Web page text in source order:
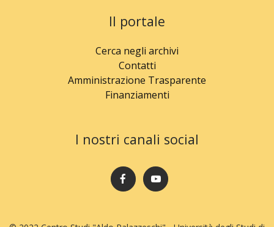
Il portale
Cerca negli archivi
Contatti
Amministrazione Trasparente
Finanziamenti
I nostri canali social